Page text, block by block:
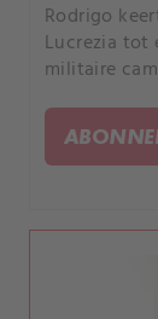
Rodrigo
Lucrezia tot
militaire